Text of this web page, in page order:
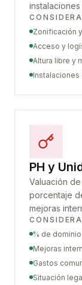
Zonificación
Acceso y
Altura libre y
PH y
Valuación
porcentaje
mejoras
% de
Mejoras
Gastos
Situación